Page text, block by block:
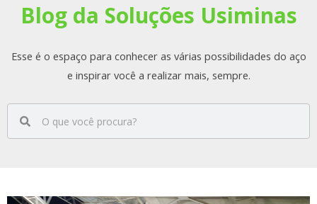
Blog da Soluções Usiminas
Esse é o espaço para conhecer as várias possibilidades do aço
e inspirar você a realizar mais, sempre.